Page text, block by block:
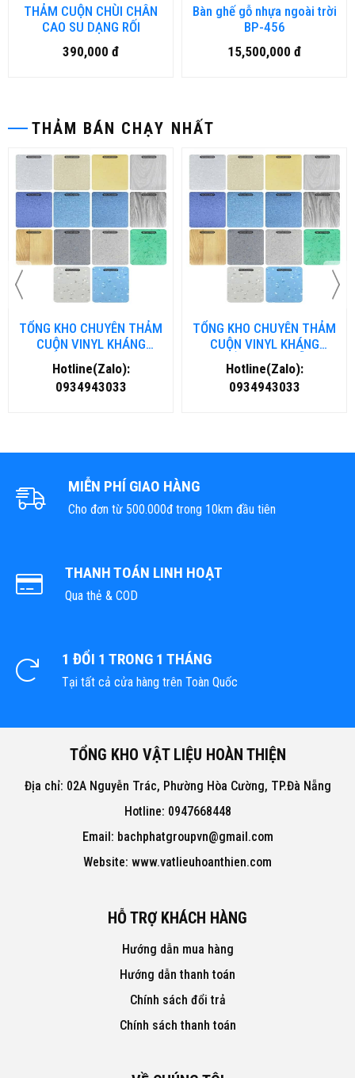
THẢM CUỘN CHÙI CHÂN
CAO SU DẠNG RỐI
390,000 đ
Bàn ghế gỗ nhựa ngoài trời
BP-456
15,500,000 đ
THẢM BÁN CHẠY NHẤT
TỔNG KHO CHUYÊN THẢM
CUỘN VINYL KHÁNG
KHUẨN TẠI NHA TRANG
Hotline(Zalo):
0934943033
TỔNG KHO CHUYÊN THẢM
CUỘN VINYL KHÁNG
KHUẨN TẠI ĐÀ NẴNG
Hotline(Zalo):
0934943033
MIỄN PHÍ GIAO HÀNG
Cho đơn từ 500.000đ trong 10km đầu tiên
THANH TOÁN LINH HOẠT
Qua thẻ & COD
1 ĐỔI 1 TRONG 1 THÁNG
Tại tất cả cửa hàng trên Toàn Quốc
TỔNG KHO VẬT LIỆU HOÀN THIỆN
Địa chỉ: 02A Nguyễn Trác, Phường Hòa Cường, TP.Đà Nẵng
Hotline: 0947668448
Email: bachphatgroupvn@gmail.com
Website: www.vatlieuhoanthien.com
HỖ TRỢ KHÁCH HÀNG
Hướng dẫn mua hàng
Hướng dẫn thanh toán
Chính sách đổi trả
Chính sách thanh toán